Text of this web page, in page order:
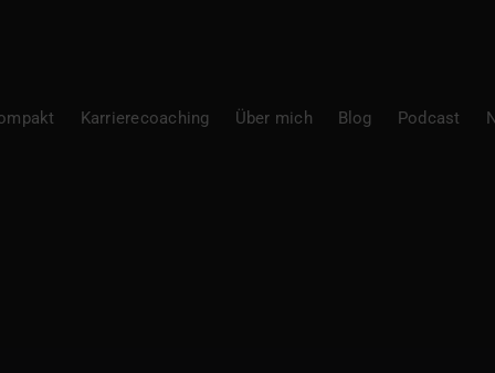
Karrierecoaching Über mich Blog Podcast